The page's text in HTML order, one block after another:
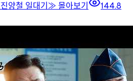
양철 일대기≫ 몰아보기
144.8